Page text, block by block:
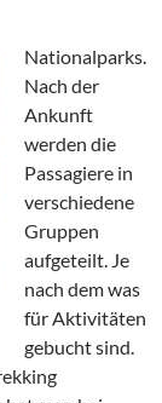
Nationalparks.
Nach der
Ankunft
werden die
Passagiere in
verschiedene
Gruppen
aufgeteilt. Je
nach dem was
für Aktivitäten
gebucht sind.